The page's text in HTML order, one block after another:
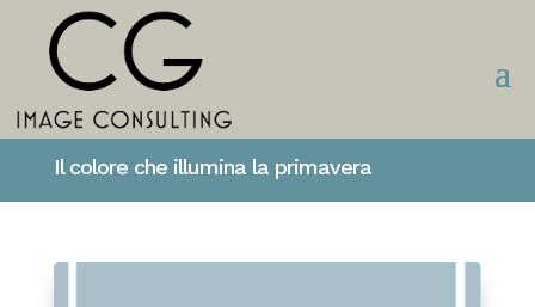
Il colore che illumina la primavera